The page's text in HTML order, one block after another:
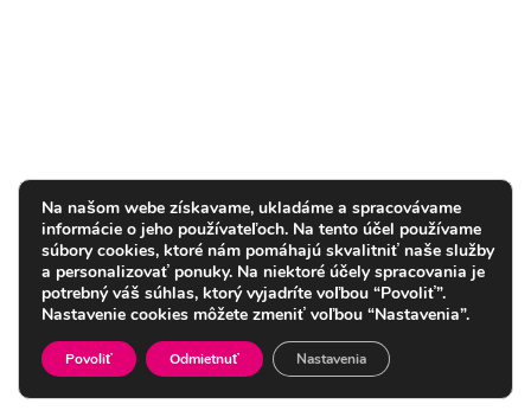
Na našom webe získavame, ukladáme a spracovávame
informácie o jeho používateľoch. Na tento účel používame
súbory cookies, ktoré nám pomáhajú skvalitniť naše služby
a personalizovať ponuky. Na niektoré účely spracovania je
potrebný váš súhlas, ktorý vyjadríte voľbou “Povoliť”.
Nastavenie cookies môžete zmeniť voľbou “Nastavenia”.
Povoliť Odmietnuť Nastavenia